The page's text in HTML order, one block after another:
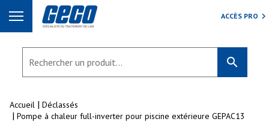
ACCÈS PRO
search
Accueil
Déclassés
Pompe à chaleur full-inverter pour piscine extérieure GEPAC13